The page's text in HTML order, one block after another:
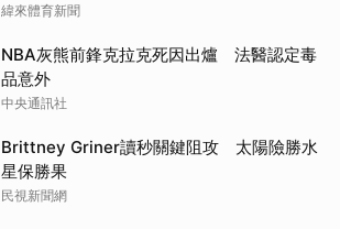
緯來體育新聞
NBA灰熊前鋒克拉克死因出爐 法醫認定毒
品意外
中央通訊社
Brittney Griner讀秒關鍵阻攻 太陽險勝水
星保勝果
民視新聞網